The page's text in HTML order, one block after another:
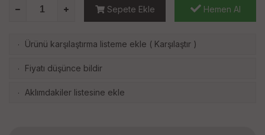
Sepete Ekle Hemen Al
· Ürünü karşılaştırma listeme ekle ( Karşılaştır )
· Fiyatı düşünce bildir
· Aklımdakiler listesine ekle